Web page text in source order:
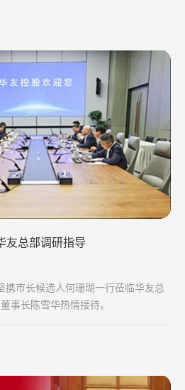
友总部调研指导
携市长候选人何珊瑚一行莅临华友总
事长陈雪华热情接待。